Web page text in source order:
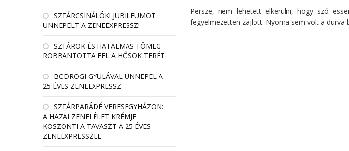
SZTÁRCSINÁLÓK! JUBILEUMOT
ÜNNEPELT A ZENEEXPRESSZ!
SZTÁROK ÉS HATALMAS TÖMEG
ROBBANTOTTA FEL A HŐSÖK TERÉT
BODROGI GYULÁVAL ÜNNEPEL A
25 ÉVES ZENEEXPRESSZ
SZTÁRPARÁDÉ VERESEGYHÁZON:
A HAZAI ZENEI ÉLET KRÉMJE
KÖSZÖNTI A TAVASZT A 25 ÉVES
ZENEEXPRESSZEL
Persze, nem lehetett elkerülni, hogy szó
fegyelmezetten zajlott. Nyoma sem volt a durva